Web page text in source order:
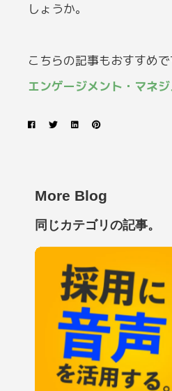
しょうか。
こちらの記事もおすすめで
エンゲージメント・マネ
More Blog
同じカテゴリの記事。